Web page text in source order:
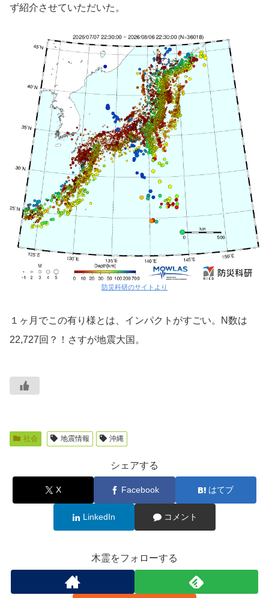
ず紹介させていただいた。
防災科研のサイトより
１ヶ月でこの有り様とは、インパクトがすごい。N数は
22,727回？！さすが地震大国。
社会 地震情報 沖縄
シェアする
X Facebook はてブ
LinkedIn コメント
木霊をフォローする